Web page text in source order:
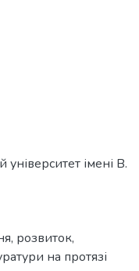
імені В.
розвиток,
на протязі